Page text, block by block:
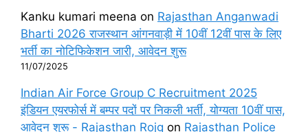
Kanku kumari meena on Rajasthan Anganwadi
Bharti 2026 राजस्थान आंगनवाड़ी में 10वीं 12वीं पास के लिए
भर्ती का नोटिफिकेशन जारी, आवेदन शुरू
11/07/2025
Indian Air Force Group C Recruitment 2025
इंडियन एयरफोर्स में बम्पर पदों पर निकली भर्ती, योग्यता 10वीं पास,
आवेदन शुरू - Rajasthan Rojg on Rajasthan Police